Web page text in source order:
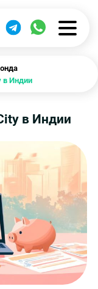
в Индии
в Индии